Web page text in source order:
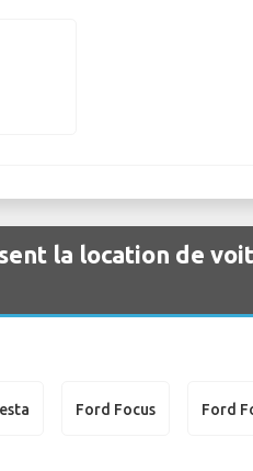
la location de
Ford Focus Ford